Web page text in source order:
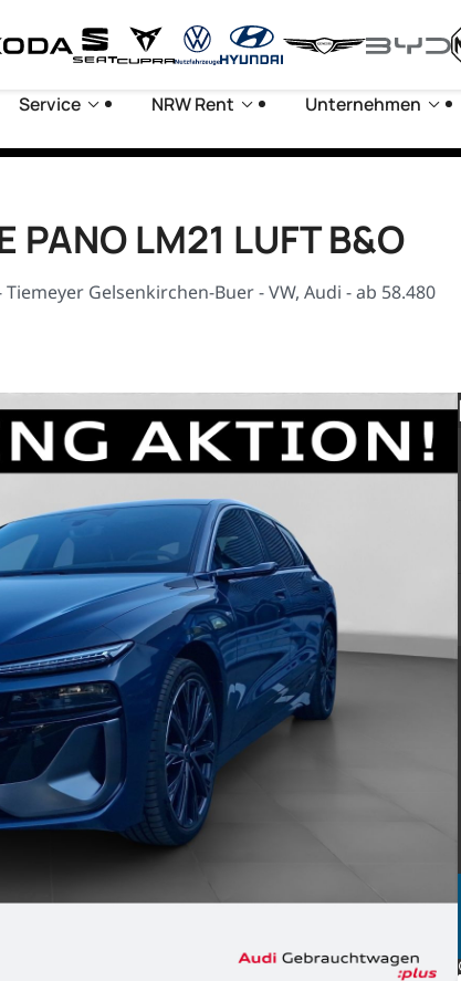
Service NRW Rent Unternehmen
LM21 LUFT B&O
Gelsenkirchen-Buer - VW, Audi - ab 58.480